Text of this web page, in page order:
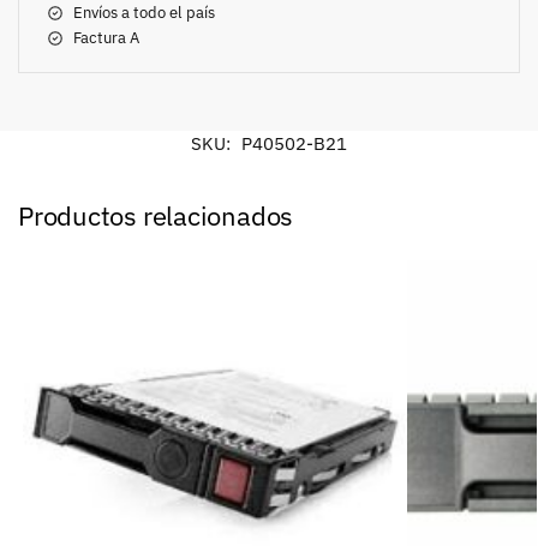
Envíos a todo el país
Factura A
SKU: P40502-B21
Productos relacionados